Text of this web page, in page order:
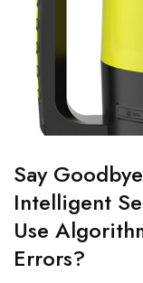
Say
Intelligent
Use
Errors?